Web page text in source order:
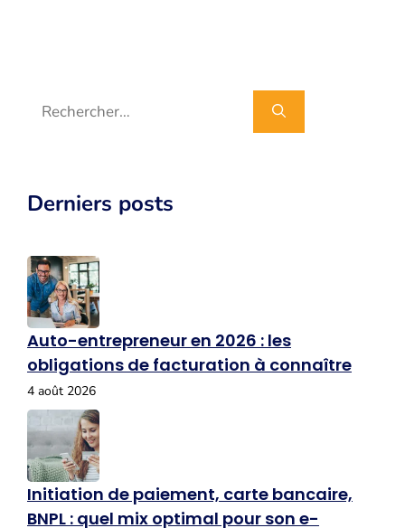
Rechercher :
Derniers posts
Auto-entrepreneur en 2026 : les
obligations de facturation à connaître
4 août 2026
Initiation de paiement, carte bancaire,
BNPL : quel mix optimal pour son e-